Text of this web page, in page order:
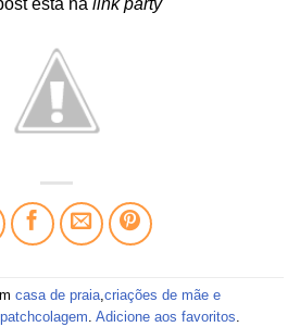
casa de praia criações de mãe e
patchcolagem Adicione aos favoritos